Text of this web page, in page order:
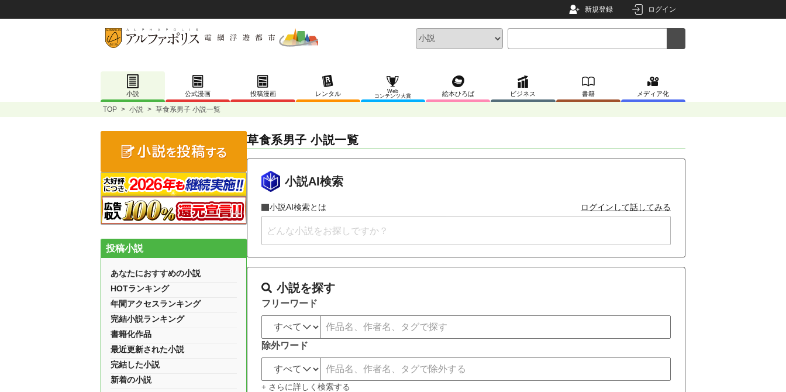
新規登録 ログイン
小説 公式漫画 投稿漫画 レンタル
Web
コンテンツ大賞
絵本ひろば ビジネス 書籍 メディア化
TOP > 小説 > 草食系男子 小説一覧
草食系男子 小説一覧
小説AI検索
小説AI検索とは ログインして話してみる
小説を探す
フリーワード
除外ワード
+ さらに詳しく検索する
投稿小説
あなたにおすすめの小説
HOTランキング
年間アクセスランキング
完結小説ランキング
書籍化作品
最近更新された小説
完結した小説
新着の小説